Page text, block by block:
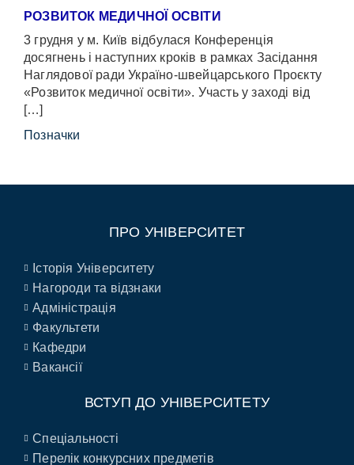
РОЗВИТОК МЕДИЧНОЇ ОСВІТИ
3 грудня у м. Київ відбулася Конференція
досягнень і наступних кроків в рамках Засідання
Наглядової ради Україно-швейцарського Проєкту
«Розвиток медичної освіти». Участь у заході від
[…]
Позначки
ПРО УНІВЕРСИТЕТ
Історія Університету
Нагороди та відзнаки
Адміністрація
Факультети
Кафедри
Вакансії
ВСТУП ДО УНІВЕРСИТЕТУ
Спеціальності
Перелік конкурсних предметів